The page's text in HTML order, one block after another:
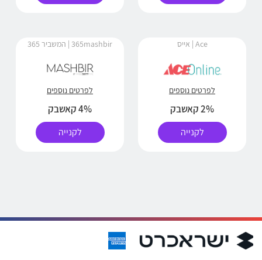
Ace | אייס
לפרטים נוספים
2% קאשבק
לקנייה
365mashbir | המשביר 365
לפרטים נוספים
4% קאשבק
לקנייה